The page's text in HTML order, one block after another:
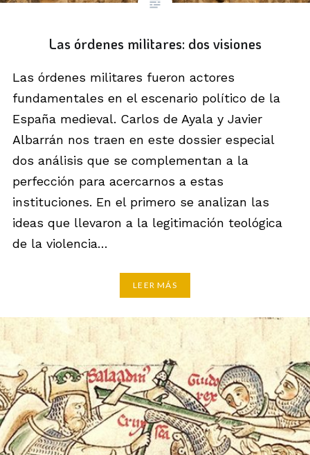
Las órdenes militares: dos visiones
Las órdenes militares fueron actores
fundamentales en el escenario político de la
España medieval. Carlos de Ayala y Javier
Albarrán nos traen en este dossier especial
dos análisis que se complementan a la
perfección para acercarnos a estas
instituciones. En el primero se analizan las
ideas que llevaron a la legitimación teológica
de la violencia…
LEER MÁS